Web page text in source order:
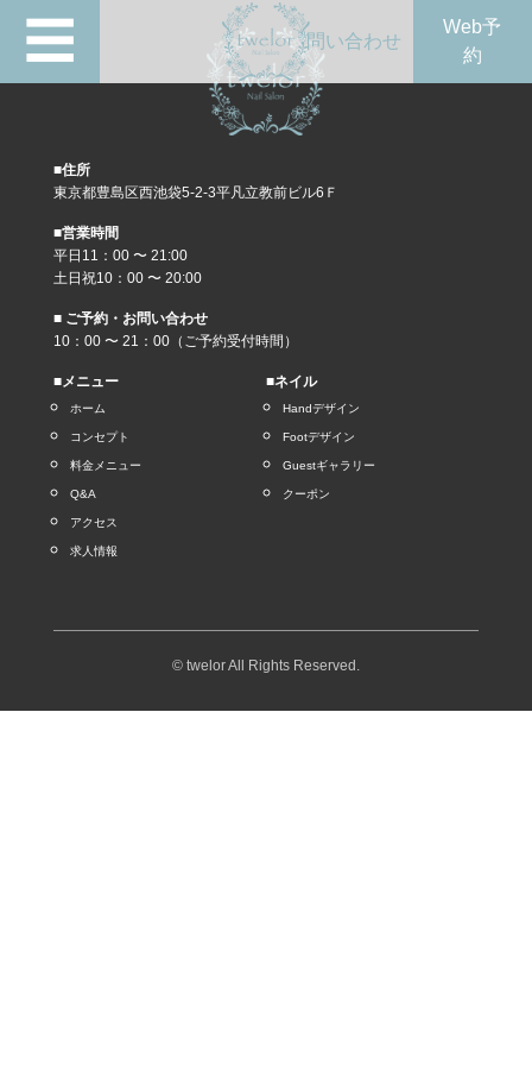
☰ 問い合わせ
Web予
約
■住所
東京都豊島区西池袋5-2-3平凡立教前ビル6Ｆ
■営業時間
平日11：00 〜 21:00
土日祝10：00 〜 20:00
■ ご予約・お問い合わせ
10：00 〜 21：00（ご予約受付時間）
■メニュー
ホーム
コンセプト
料金メニュー
Q&A
アクセス
求人情報
■ネイル
Handデザイン
Footデザイン
Guestギャラリー
クーポン
© twelor All Rights Reserved.